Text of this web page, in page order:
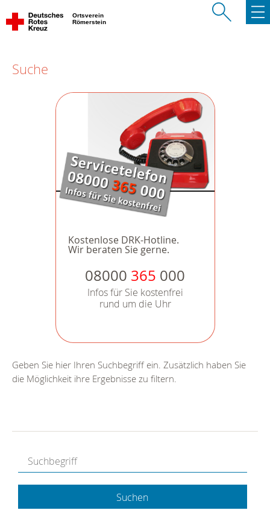
Ortsverein
Römerstein
Suche
Kostenlose DRK-Hotline.
Wir beraten Sie gerne.
08000 365 000
Infos für Sie kostenfrei
rund um die Uhr
Geben Sie hier Ihren Suchbegriff ein. Zusätzlich haben Sie
die Möglichkeit ihre Ergebnisse zu filtern.
Suchen